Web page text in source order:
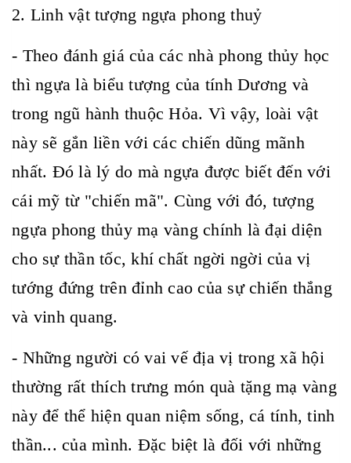
2. Linh vật tượng ngựa phong thuỷ
- Theo đánh giá của các nhà phong thủy học
thì ngựa là biểu tượng của tính Dương và
trong ngũ hành thuộc Hỏa. Vì vậy, loài vật
này sẽ gắn liền với các chiến dũng mãnh
nhất. Đó là lý do mà ngựa được biết đến với
cái mỹ từ "chiến mã". Cùng với đó, tượng
ngựa phong thủy mạ vàng chính là đại diện
cho sự thần tốc, khí chất ngời ngời của vị
tướng đứng trên đỉnh cao của sự chiến thắng
và vinh quang.
- Những người có vai vế địa vị trong xã hội
thường rất thích trưng món quà tặng mạ vàng
này để thể hiện quan niệm sống, cá tính, tinh
thần... của mình. Đặc biệt là đối với những